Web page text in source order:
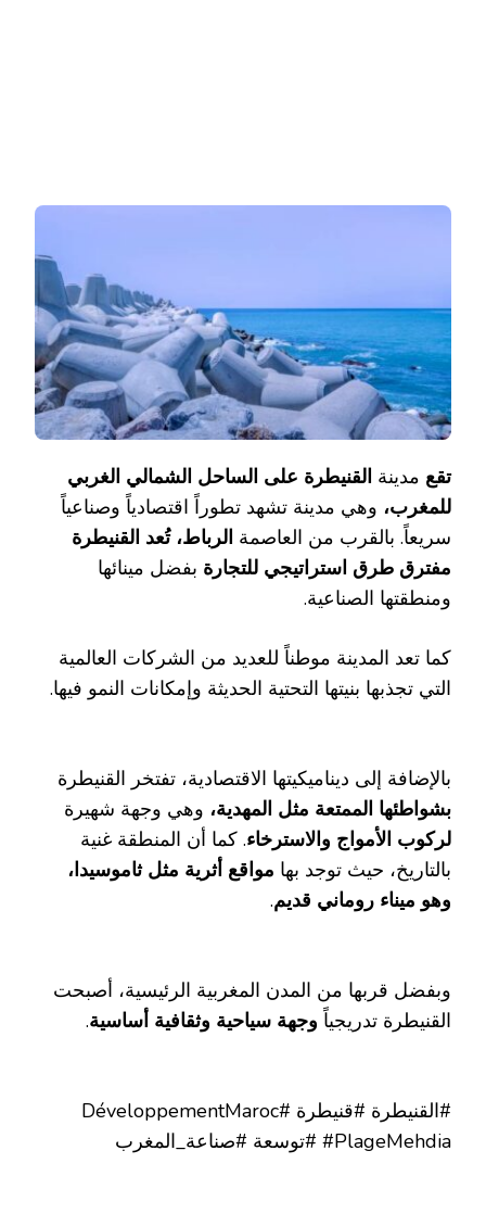
تقع مدينة القنيطرة على الساحل الشمالي الغربي
للمغرب، وهي مدينة تشهد تطوراً اقتصادياً وصناعياً
سريعاً. بالقرب من العاصمة الرباط، تُعد القنيطرة
مفترق طرق استراتيجي للتجارة بفضل مينائها
ومنطقتها الصناعية.
كما تعد المدينة موطناً للعديد من الشركات العالمية
التي تجذبها بنيتها التحتية الحديثة وإمكانات النمو فيها.
بالإضافة إلى ديناميكيتها الاقتصادية، تفتخر القنيطرة
بشواطئها الممتعة مثل المهدية، وهي وجهة شهيرة
لركوب الأمواج والاسترخاء. كما أن المنطقة غنية
بالتاريخ، حيث توجد بها مواقع أثرية مثل ثاموسيدا،
وهو ميناء روماني قديم.
وبفضل قربها من المدن المغربية الرئيسية، أصبحت
القنيطرة تدريجياً وجهة سياحية وثقافية أساسية.
#القنيطرة #قنيطرة #DéveloppementMaroc
#PlageMehdia #توسعة #صناعة_المغرب